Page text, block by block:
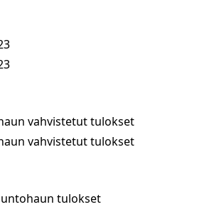
vahvistetut tulokset
vahvistetut tulokset
tulokset